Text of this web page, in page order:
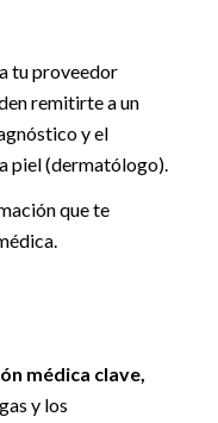
tu proveedor
remitirte a un
y el
piel (dermatólogo).
que te
médica clave,
y los